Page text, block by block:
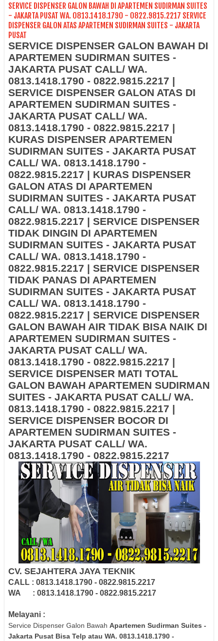
SERVICE DISPENSER GALON BAWAH DI APARTEMEN SUDIRMAN SUITES
- JAKARTA PUSAT WA. 0813.1418.1790 - 0822.9815.2217 SERVICE
DISPENSER GALON ATAS APARTEMEN SUDIRMAN SUITES - JAKARTA
PUSAT
SERVICE DISPENSER GALON BAWAH DI
APARTEMEN SUDIRMAN SUITES -
JAKARTA PUSAT CALL/ WA.
0813.1418.1790 - 0822.9815.2217 |
SERVICE DISPENSER GALON ATAS DI
APARTEMEN SUDIRMAN SUITES -
JAKARTA PUSAT CALL/ WA.
0813.1418.1790 - 0822.9815.2217 |
KURAS DISPENSER APARTEMEN
SUDIRMAN SUITES - JAKARTA PUSAT
CALL/ WA. 0813.1418.1790 -
0822.9815.2217 | KURAS DISPENSER
GALON ATAS DI APARTEMEN
SUDIRMAN SUITES - JAKARTA PUSAT
CALL/ WA. 0813.1418.1790 -
0822.9815.2217 | SERVICE DISPENSER
TIDAK DINGIN DI APARTEMEN
SUDIRMAN SUITES - JAKARTA PUSAT
CALL/ WA. 0813.1418.1790 -
0822.9815.2217 | SERVICE DISPENSER
TIDAK PANAS DI APARTEMEN
SUDIRMAN SUITES - JAKARTA PUSAT
CALL/ WA. 0813.1418.1790 -
0822.9815.2217 | SERVICE DISPENSER
GALON BAWAH AIR TIDAK BISA NAIK DI
APARTEMEN SUDIRMAN SUITES -
JAKARTA PUSAT CALL/ WA.
0813.1418.1790 - 0822.9815.2217 |
SERVICE DISPENSER MATI TOTAL
GALON BAWAH APARTEMEN SUDIRMAN
SUITES - JAKARTA PUSAT CALL/ WA.
0813.1418.1790 - 0822.9815.2217 |
SERVICE DISPENSER BOCOR DI
APARTEMEN SUDIRMAN SUITES -
JAKARTA PUSAT CALL/ WA.
0813.1418.1790 - 0822.9815.2217
CV. SEJAHTERA JAYA TEKNIK
CALL : 0813.1418.1790 - 0822.9815.2217
WA : 0813.1418.1790 - 0822.9815.2217
Melayani :
Service Dispenser Galon Bawah Apartemen Sudirman Suites -
Jakarta Pusat Bisa Telp atau WA. 0813.1418.1790 -